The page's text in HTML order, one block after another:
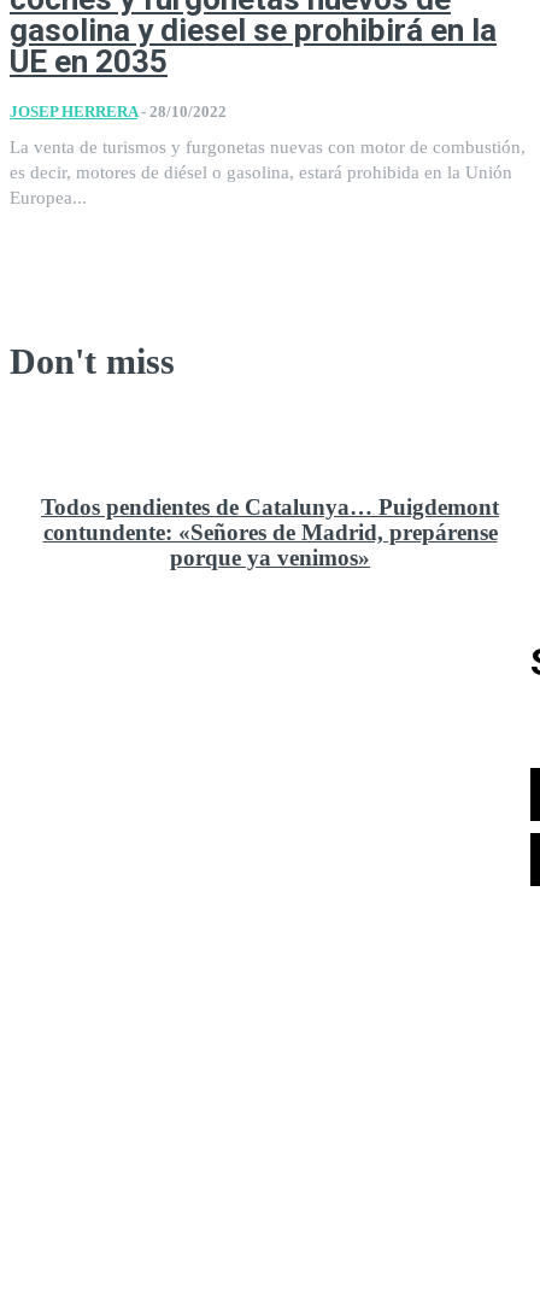
gasolina y diesel se prohibirá en la
UE en 2035
JOSEP HERRERA - 28/10/2022
La venta de turismos y furgonetas nuevas con motor de combustión,
es decir, motores de diésel o gasolina, estará prohibida en la Unión
Europea...
Don't miss
Todos pendientes de Catalunya… Puigdemont
contundente: «Señores de Madrid, prepárense
porque ya venimos»